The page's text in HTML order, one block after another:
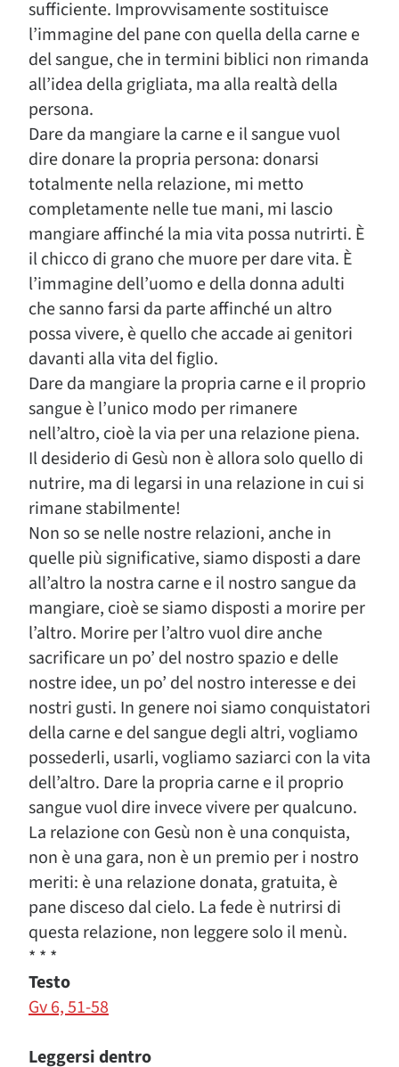
sufficiente. Improvvisamente sostituisce
l’immagine del pane con quella della carne e
del sangue, che in termini biblici non rimanda
all’idea della grigliata, ma alla realtà della
persona.
Dare da mangiare la carne e il sangue vuol
dire donare la propria persona: donarsi
totalmente nella relazione, mi metto
completamente nelle tue mani, mi lascio
mangiare affinché la mia vita possa nutrirti. È
il chicco di grano che muore per dare vita. È
l’immagine dell’uomo e della donna adulti
che sanno farsi da parte affinché un altro
possa vivere, è quello che accade ai genitori
davanti alla vita del figlio.
Dare da mangiare la propria carne e il proprio
sangue è l’unico modo per rimanere
nell’altro, cioè la via per una relazione piena.
Il desiderio di Gesù non è allora solo quello di
nutrire, ma di legarsi in una relazione in cui si
rimane stabilmente!
Non so se nelle nostre relazioni, anche in
quelle più significative, siamo disposti a dare
all’altro la nostra carne e il nostro sangue da
mangiare, cioè se siamo disposti a morire per
l’altro. Morire per l’altro vuol dire anche
sacrificare un po’ del nostro spazio e delle
nostre idee, un po’ del nostro interesse e dei
nostri gusti. In genere noi siamo conquistatori
della carne e del sangue degli altri, vogliamo
possederli, usarli, vogliamo saziarci con la vita
dell’altro. Dare la propria carne e il proprio
sangue vuol dire invece vivere per qualcuno.
La relazione con Gesù non è una conquista,
non è una gara, non è un premio per i nostro
meriti: è una relazione donata, gratuita, è
pane disceso dal cielo. La fede è nutrirsi di
questa relazione, non leggere solo il menù.
* * *
Testo
Gv 6, 51-58
Leggersi dentro